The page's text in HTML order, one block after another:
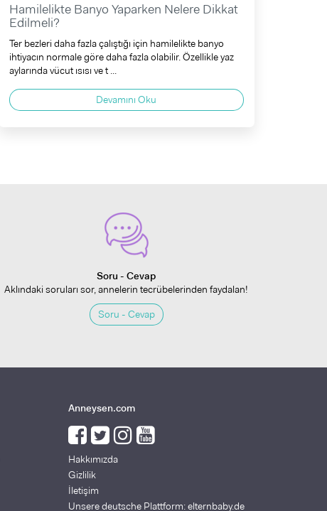
Hamilelikte Banyo Yaparken Nelere Dikkat
Edilmeli?
Ter bezleri daha fazla çalıştığı için hamilelikte banyo
ihtiyacın normale göre daha fazla olabilir. Özellikle yaz
aylarında vücut ısısı ve t ...
Devamını Oku
Soru - Cevap
Aklındaki soruları sor, annelerin tecrübelerinden faydalan!
Soru - Cevap
Anneysen.com
Hakkımızda
Gizlilik
İletişim
Unsere deutsche Plattform: elternbaby.de